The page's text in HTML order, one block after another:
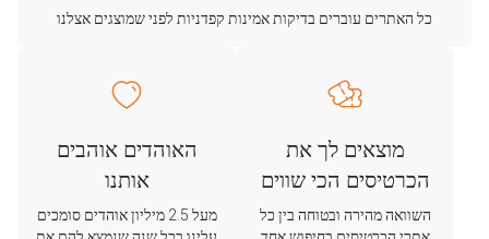
כל האתרים עוברים בדיקות אמינות קפדניות לפני שמוצגים אצלנו
מוצאים לך את
הכרטיסים הכי שווים
השוואה מהירה ובטוחה בין כל
האוהדים אוהבים
אותנו
מעל 2.5 מיליון אוהדים סומכים